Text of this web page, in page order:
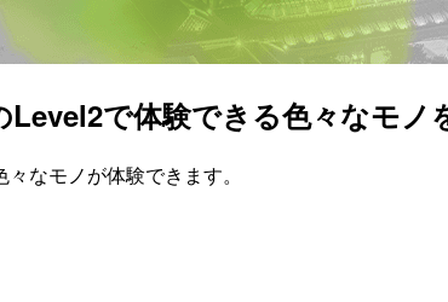
Level2で体験できる色々なモ
なモノが体験できます。